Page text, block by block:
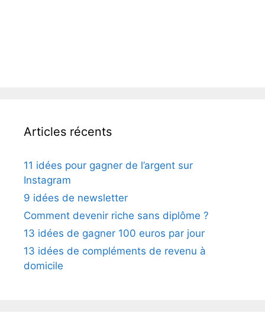
Articles récents
11 idées pour gagner de l’argent sur
Instagram
9 idées de newsletter
Comment devenir riche sans diplôme ?
13 idées de gagner 100 euros par jour
13 idées de compléments de revenu à
domicile